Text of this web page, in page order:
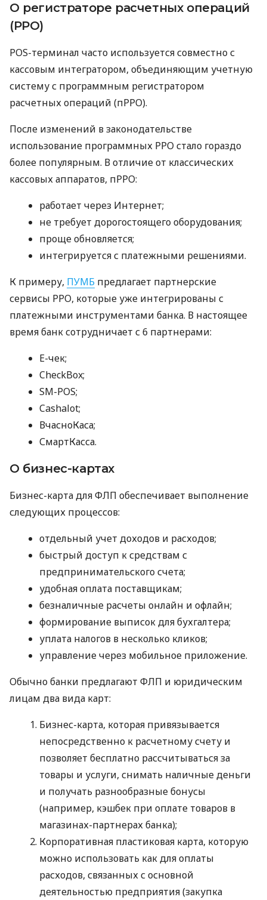
О регистраторе расчетных операций
(РРО)
POS-терминал часто используется совместно с
кассовым интегратором, объединяющим учетную
систему с программным регистратором
расчетных операций (пРРО).
После изменений в законодательстве
использование программных РРО стало гораздо
более популярным. В отличие от классических
кассовых аппаратов, пРРО:
работает через Интернет;
не требует дорогостоящего оборудования;
проще обновляется;
интегрируется с платежными решениями.
К примеру, ПУМБ предлагает партнерские
сервисы РРО, которые уже интегрированы с
платежными инструментами банка. В настоящее
время банк сотрудничает с 6 партнерами:
E-чек;
CheckBox;
SM-POS;
Cashalot;
ВчасноКаса;
СмартКасса.
О бизнес-картах
Бизнес-карта для ФЛП обеспечивает выполнение
следующих процессов:
отдельный учет доходов и расходов;
быстрый доступ к средствам с
предпринимательского счета;
удобная оплата поставщикам;
безналичные расчеты онлайн и офлайн;
формирование выписок для бухгалтера;
уплата налогов в несколько кликов;
управление через мобильное приложение.
Обычно банки предлагают ФЛП и юридическим
лицам два вида карт:
Бизнес-карта, которая привязывается
непосредственно к расчетному счету и
позволяет бесплатно рассчитываться за
товары и услуги, снимать наличные деньги
и получать разнообразные бонусы
(например, кэшбек при оплате товаров в
магазинах-партнерах банка);
Корпоративная пластиковая карта, которую
можно использовать как для оплаты
расходов, связанных с основной
деятельностью предприятия (закупка